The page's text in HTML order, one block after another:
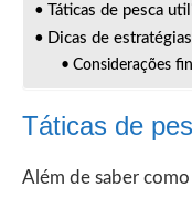
Táticas de pesca
Dicas de
Considerações
Táticas de
Além de saber